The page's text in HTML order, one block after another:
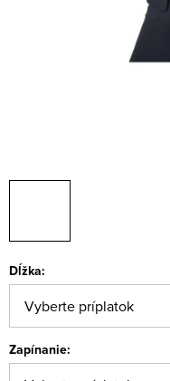
Dĺžka:
Zapínanie: